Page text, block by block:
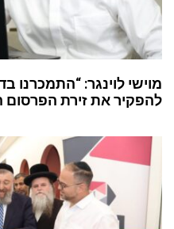
מוישי לוינגר: “התמכרנו
להפקיר את זירת הפרסום